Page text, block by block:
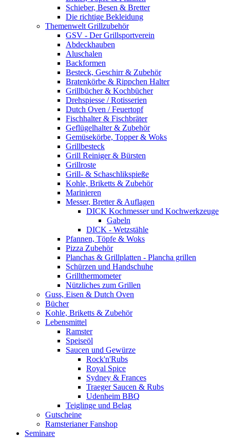
Schieber, Besen & Bretter
Die richtige Bekleidung
Themenwelt Grillzubehör
GSV - Der Grillsportverein
Abdeckhauben
Aluschalen
Backformen
Besteck, Geschirr & Zubehör
Bratenkörbe & Rippchen Halter
Grillbücher & Kochbücher
Drehspiesse / Rotisserien
Dutch Oven / Feuertopf
Fischhalter & Fischbräter
Geflügelhalter & Zubehör
Gemüsekörbe, Topper & Woks
Grillbesteck
Grill Reiniger & Bürsten
Grillroste
Grill- & Schaschlikspieße
Kohle, Briketts & Zubehör
Marinieren
Messer, Bretter & Auflagen
DICK Kochmesser und Kochwerkzeuge
Gabeln
DICK - Wetzstähle
Pfannen, Töpfe & Woks
Pizza Zubehör
Planchas & Grillplatten - Plancha grillen
Schürzen und Handschuhe
Grillthermometer
Nützliches zum Grillen
Guss, Eisen & Dutch Oven
Bücher
Kohle, Briketts & Zubehör
Lebensmittel
Ramster
Speiseöl
Saucen und Gewürze
Rock'n'Rubs
Royal Spice
Sydney & Frances
Traeger Saucen & Rubs
Udenheim BBQ
Teiglinge und Belag
Gutscheine
Ramsterianer Fanshop
Seminare